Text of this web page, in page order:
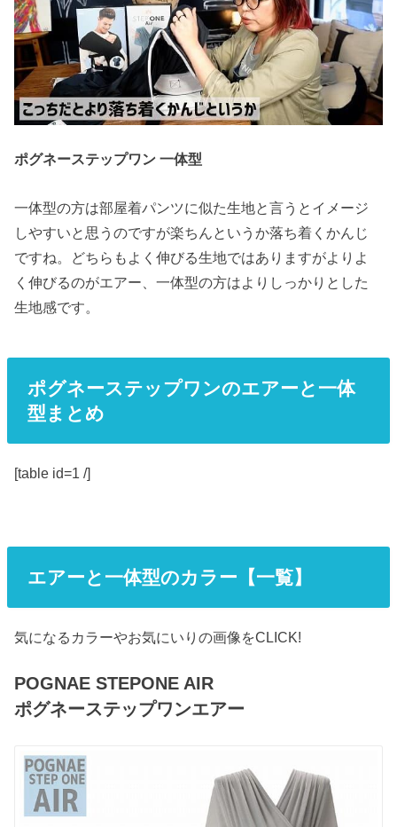
ポグネーステップワン 一体型
一体型の方は部屋着パンツに似た生地と言うとイメージ
しやすいと思うのですが楽ちんというか落ち着くかんじ
ですね。どちらもよく伸びる生地ではありますがよりよ
く伸びるのがエアー、一体型の方はよりしっかりとした
生地感です。
ポグネーステップワンのエアーと一体
型まとめ
[table id=1 /]
エアーと一体型のカラー【一覧】
気になるカラーやお気にいりの画像をCLICK!
POGNAE STEPONE AIR
ポグネーステップワンエアー